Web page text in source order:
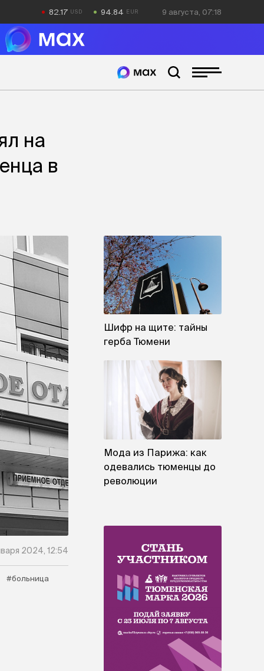
82.17 94.84 9 августа, 07:18
на
в
2024, 12:54
#больница
Шифр на щите: тайны
герба Тюмени
Мода из Парижа: как
одевались тюменцы до
революции